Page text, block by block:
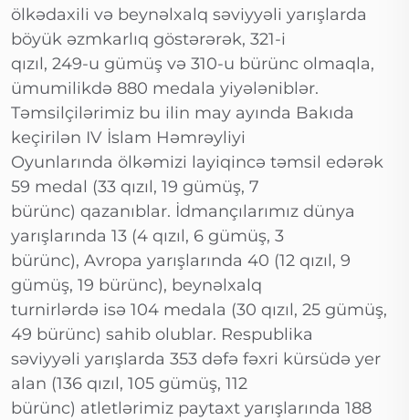
ölkədaxili və beynəlxalq səviyyəli yarışlarda
böyük əzmkarlıq göstərərək, 321-i
qızıl, 249-u gümüş və 310-u bürünc olmaqla,
ümumilikdə 880 medala yiyələniblər.
Təmsilçilərimiz bu ilin may ayında Bakıda
keçirilən IV İslam Həmrəyliyi
Oyunlarında ölkəmizi layiqincə təmsil edərək
59 medal (33 qızıl, 19 gümüş, 7
bürünc) qazanıblar. İdmançılarımız dünya
yarışlarında 13 (4 qızıl, 6 gümüş, 3
bürünc), Avropa yarışlarında 40 (12 qızıl, 9
gümüş, 19 bürünc), beynəlxalq
turnirlərdə isə 104 medala (30 qızıl, 25 gümüş,
49 bürünc) sahib olublar. Respublika
səviyyəli yarışlarda 353 dəfə fəxri kürsüdə yer
alan (136 qızıl, 105 gümüş, 112
bürünc) atletlərimiz paytaxt yarışlarında 188